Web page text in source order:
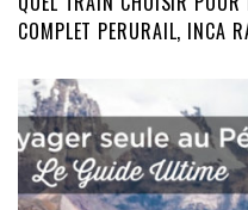
COMPLET PERURAIL, INCA